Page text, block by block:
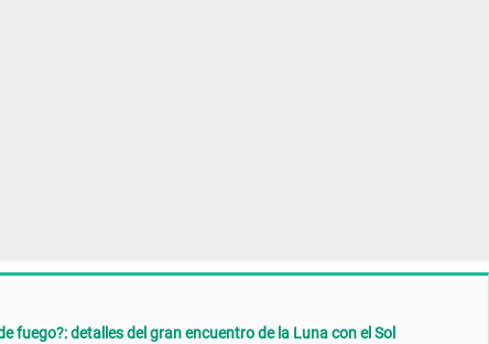
fuego?: detalles del gran encuentro de la Luna con el Sol